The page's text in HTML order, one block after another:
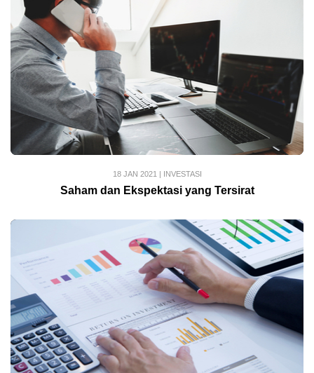
18 JAN 2021 INVESTASI
Saham dan Ekspektasi yang Tersirat